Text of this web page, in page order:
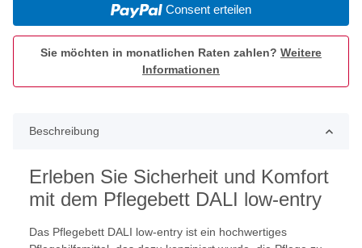
Consent erteilen
Sie möchten in monatlichen Raten zahlen? Weitere
Informationen
Beschreibung
Erleben Sie Sicherheit und Komfort
mit dem Pflegebett DALI low-entry
Das Pflegebett DALI low-entry ist ein hochwertiges